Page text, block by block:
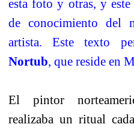
esta foto y otras, y
de conocimiento del
artista. Este texto
Nortub, que reside en
El pintor
realizaba un ritual